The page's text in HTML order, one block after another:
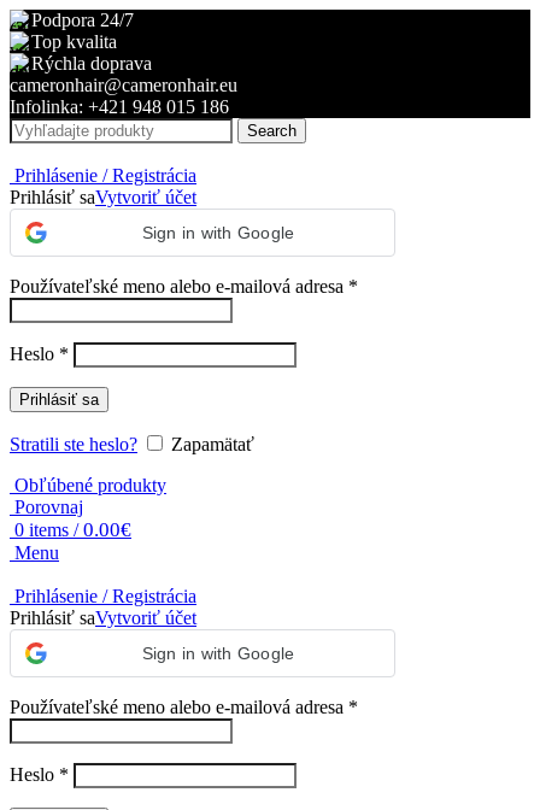
Podpora 24/7
Top kvalita
Rýchla doprava
cameronhair@cameronhair.eu
Infolinka: +421 948 015 186
Search
Prihlásenie / Registrácia
Prihlásiť saVytvoriť účet
Sign in with Google
Používateľské meno alebo e-mailová adresa *
Heslo * Povinné
Prihlásiť sa
Stratili ste heslo?
Zapamätať
Obľúbené produkty
Porovnaj
0 items / 0.00€
Menu
Prihlásenie / Registrácia
Prihlásiť saVytvoriť účet
Sign in with Google
Používateľské meno alebo e-mailová adresa *
Heslo * Povinné